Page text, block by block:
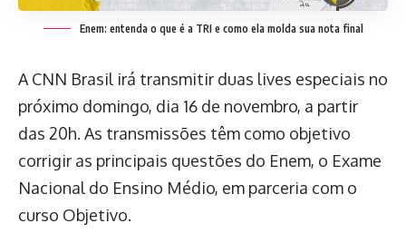
Enem: entenda o que é a TRI e como ela molda sua nota final
A CNN Brasil irá transmitir duas lives especiais no
próximo domingo, dia 16 de novembro, a partir
das 20h. As transmissões têm como objetivo
corrigir as principais questões do Enem, o Exame
Nacional do Ensino Médio, em parceria com o
curso Objetivo.